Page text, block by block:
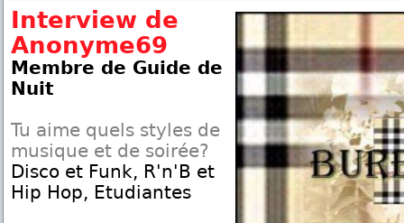
Interview de
Anonyme69
Membre de Guide de
Nuit
Tu aime quels styles de
musique et de soirée?
Disco et Funk, R'n'B et
Hip Hop, Etudiantes